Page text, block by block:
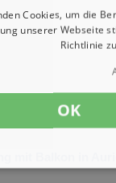
mit Balkon in
Cookies, um die
unserer Webseite
Richtlinie
OK